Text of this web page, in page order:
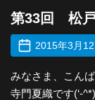
第33回 松戸
2015年3月12
みなさま、こん
寺門夏織です(‘-